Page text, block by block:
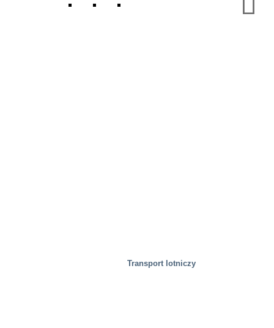
Transport lotniczy